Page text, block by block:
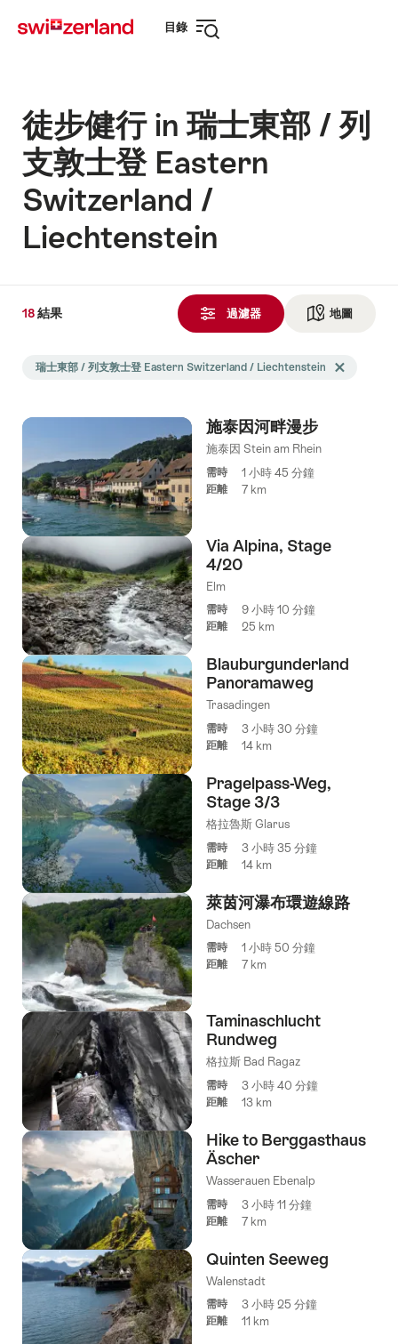
目錄
徒步健行 in 瑞士東部 / 列
支敦士登 Eastern
Switzerland /
Liechtenstein
過濾器 地圖
18結果
filtered
following
瑞士東部 / 列支敦士登 Eastern Switzerland / Liechtenstein Delete 瑞士
施泰因河畔漫步
施泰因 Stein am Rhein
需時 1 小時 45 分鐘
距離 7 km
Via Alpina, Stage
4/20
Elm
需時 9 小時 10 分鐘
距離 25 km
Blauburgunderland
Panoramaweg
Trasadingen
需時 3 小時 30 分鐘
距離 14 km
Pragelpass-Weg,
Stage 3/3
格拉魯斯 Glarus
需時 3 小時 35 分鐘
距離 14 km
萊茵河瀑布環遊線路
Dachsen
需時 1 小時 50 分鐘
距離 7 km
Taminaschlucht
Rundweg
格拉斯 Bad Ragaz
需時 3 小時 40 分鐘
距離 13 km
Hike to Berggasthaus
Äscher
Wasserauen Ebenalp
需時 3 小時 11 分鐘
距離 7 km
Quinten Seeweg
Walenstadt
需時 3 小時 25 分鐘
距離 11 km